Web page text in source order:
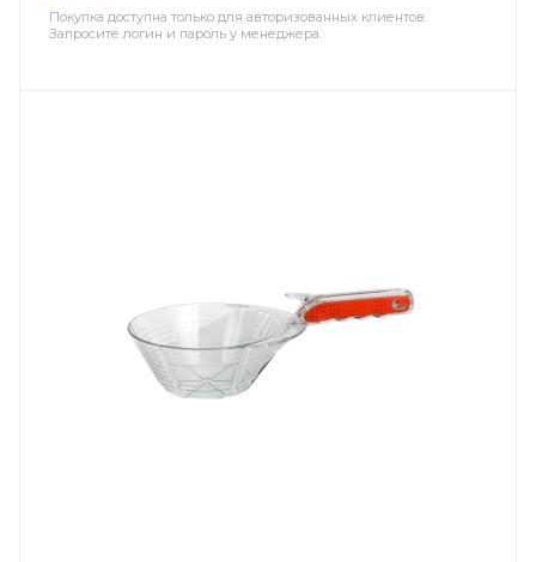
Покупка доступна только для авторизованных клиентов.
Запросите логин и пароль у менеджера.